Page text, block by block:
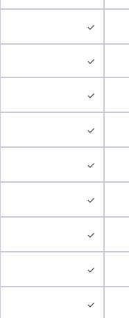
✓
✓
✓
✓
✓
✓
✓
✓
✓